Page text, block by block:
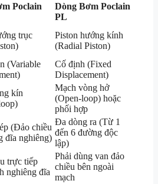
Poclain
Dòng Bơm Poclain
PL
trục
Piston hướng kính
(Radial Piston)
(Variable
Cố định (Fixed
Displacement)
kín
Mạch vòng hở
(Open-loop) hoặc
phối hợp
(Đảo chiều
đĩa nghiêng)
Đa dòng ra (Từ 1
đến 6 đường độc
lập)
trực tiếp
nghiêng đĩa
Phải dùng van đảo
chiều bên ngoài
mạch